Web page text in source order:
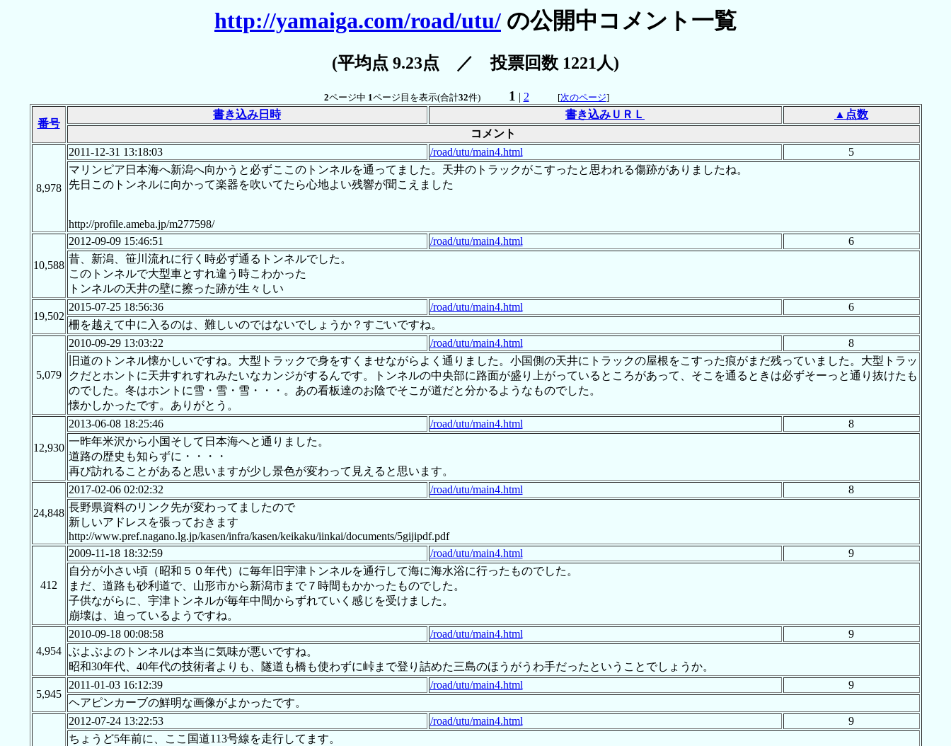
http://yamaiga.com/road/utu/ の公開中コメント一覧
(平均点 9.23点 ／ 投票回数 1221人)
2ページ中 1ページ目を表示(合計32件) 1 | 2 [次のページ]
番号
書き込み日時 書き込みＵＲＬ
▲点数
コメント
8,978
2011-12-31 13:18:03 /road/utu/main4.html
5
マリンピア日本海へ新潟へ向かうと必ずここのトンネルを通ってました。天井のトラックがこすったと思われる傷跡がありましたね。
先日このトンネルに向かって楽器を吹いてたら心地よい残響が聞こえました
http://profile.ameba.jp/m277598/
10,588
2012-09-09 15:46:51 /road/utu/main4.html
6
昔、新潟、笹川流れに行く時必ず通るトンネルでした。
このトンネルで大型車とすれ違う時こわかった
トンネルの天井の壁に擦った跡が生々しい
19,502
2015-07-25 18:56:36 /road/utu/main4.html
6
柵を越えて中に入るのは、難しいのではないでしょうか？すごいですね。
5,079
2010-09-29 13:03:22 /road/utu/main4.html
8
旧道のトンネル懐かしいですね。大型トラックで身をすくませながらよく通りました。小国側の天井にトラックの屋根をこすった痕がまだ残っていました。大型トラッ
クだとホントに天井すれすれみたいなカンジがするんです。トンネルの中央部に路面が盛り上がっているところがあって、そこを通るときは必ずそーっと通り抜けたも
のでした。冬はホントに雪・雪・雪・・・。あの看板達のお陰でそこが道だと分かるようなものでした。
懐かしかったです。ありがとう。
12,930
2013-06-08 18:25:46 /road/utu/main4.html
8
一昨年米沢から小国そして日本海へと通りました。
道路の歴史も知らずに・・・・
再び訪れることがあると思いますが少し景色が変わって見えると思います。
24,848
2017-02-06 02:02:32 /road/utu/main4.html
8
長野県資料のリンク先が変わってましたので
新しいアドレスを張っておきます
http://www.pref.nagano.lg.jp/kasen/infra/kasen/keikaku/iinkai/documents/5gijipdf.pdf
412
2009-11-18 18:32:59 /road/utu/main4.html
9
自分が小さい頃（昭和５０年代）に毎年旧宇津トンネルを通行して海に海水浴に行ったものでした。
まだ、道路も砂利道で、山形市から新潟市まで７時間もかかったものでした。
子供ながらに、宇津トンネルが毎年中間からずれていく感じを受けました。
崩壊は、迫っているようですね。
4,954
2010-09-18 00:08:58 /road/utu/main4.html
9
ぶよぶよのトンネルは本当に気味が悪いですね。
昭和30年代、40年代の技術者よりも、隧道も橋も使わずに峠まで登り詰めた三島のほうがうわ手だったということでしょうか。
5,945
2011-01-03 16:12:39 /road/utu/main4.html
9
ヘアピンカーブの鮮明な画像がよかったです。
2012-07-24 13:22:53 /road/utu/main4.html
9
ちょうど5年前に、ここ国道113号線を走行してます。